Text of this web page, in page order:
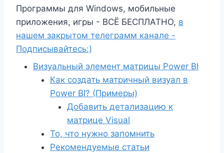
Программы для Windows, мобильные
приложения, игры - ВСЁ БЕСПЛАТНО, в
нашем закрытом телеграмм канале -
Подписывайтесь:)
Визуальный элемент матрицы Power BI
Как создать матричный визуал в
Power BI? (Примеры)
Добавить детализацию к
матрице Visual
То, что нужно запомнить
Рекомендуемые статьи